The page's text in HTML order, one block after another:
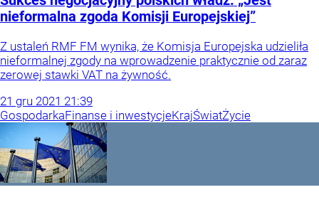
nieformalna zgoda Komisji Europejskiej”
Z ustaleń RMF FM wynika, że Komisja Europejska udzieliła
nieformalnej zgody na wprowadzenie praktycznie od zaraz
zerowej stawki VAT na żywność.
21 gru 2021 21:39
GospodarkaFinanse i inwestycjeKrajŚwiatŻycie